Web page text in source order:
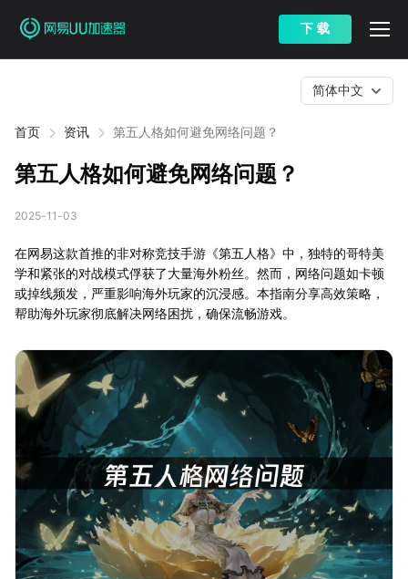
下 载
首页 资讯 第五人格如何避免网络问题？
简体中文
第五人格如何避免网络问题？
2025-11-03
在网易这款首推的非对称竞技手游《第五人格》中，独特的哥特美
学和紧张的对战模式俘获了大量海外粉丝。然而，网络问题如卡顿
或掉线频发，严重影响海外玩家的沉浸感。本指南分享高效策略，
帮助海外玩家彻底解决网络困扰，确保流畅游戏。